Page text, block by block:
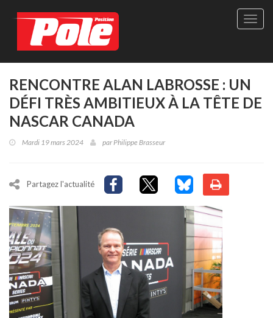
Site
Le
RENCONTRE ALAN LABROSSE : UN
DÉFI TRÈS AMBITIEUX À LA TÊTE DE
NASCAR CANADA
Mardi 19 mars 2024 parPhilippe Brasseur
Partagez l'actualité